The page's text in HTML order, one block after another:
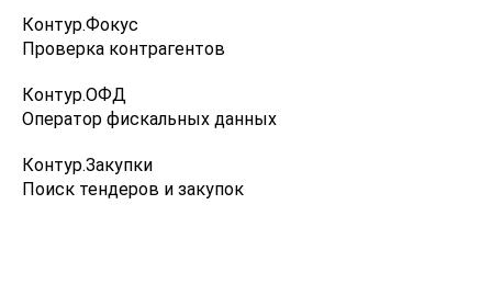
Контур.Фокус
Проверка контрагентов
Контур.ОФД
Оператор фискальных данных
Контур.Закупки
Поиск тендеров и закупок